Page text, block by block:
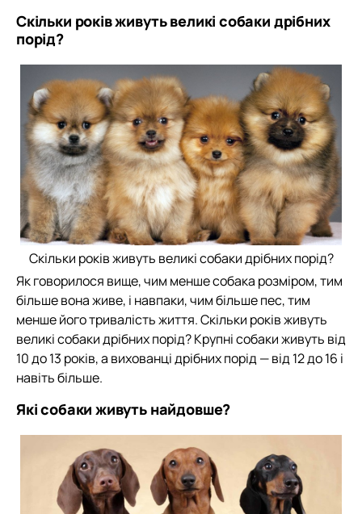
Скільки років живуть великі собаки дрібних
порід?
Скільки років живуть великі собаки дрібних порід?
Як говорилося вище, чим менше собака розміром, тим
більше вона живе, і навпаки, чим більше пес, тим
менше його тривалість життя. Скільки років живуть
великі собаки дрібних порід? Крупні собаки живуть від
10 до 13 років, а вихованці дрібних порід — від 12 до 16 і
навіть більше.
Які собаки живуть найдовше?